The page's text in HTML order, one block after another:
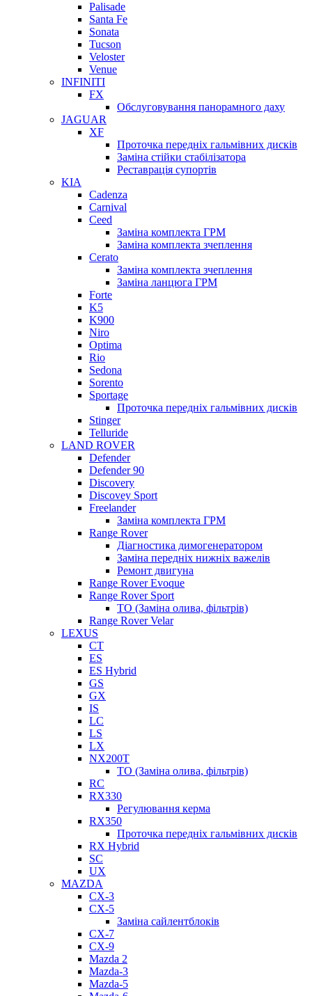
Palisade
Santa Fe
Sonata
Tucson
Veloster
Venue
INFINITI
FX
Обслуговування панорамного даху
JAGUAR
XF
Проточка передніх гальмівних дисків
Заміна стійки стабілізатора
Реставрація супортів
KIA
Cadenza
Carnival
Ceed
Заміна комплекта ГРМ
Заміна комплекта зчеплення
Cerato
Заміна комплекта зчеплення
Заміна ланцюга ГРМ
Forte
K5
K900
Niro
Optima
Rio
Sedona
Sorento
Sportage
Проточка передніх гальмівних дисків
Stinger
Telluride
LAND ROVER
Defender
Defender 90
Discovery
Discovey Sport
Freelander
Заміна комплекта ГРМ
Range Rover
Діагностика димогенератором
Заміна передніх нижніх важелів
Ремонт двигуна
Range Rover Evoque
Range Rover Sport
ТО (Заміна олива, фільтрів)
Range Rover Velar
LEXUS
CT
ES
ES Hybrid
GS
GX
IS
LC
LS
LX
NX200T
ТО (Заміна олива, фільтрів)
RC
RX330
Регулювання керма
RX350
Проточка передніх гальмівних дисків
RX Hybrid
SC
UX
MAZDA
CX-3
CX-5
Заміна сайлентблоків
CX-7
CX-9
Mazda 2
Mazda-3
Mazda-5